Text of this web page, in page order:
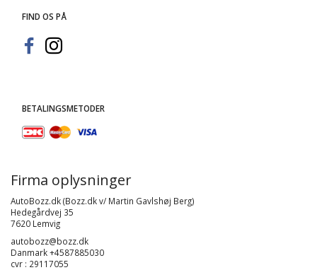
FIND OS PÅ
BETALINGSMETODER
Firma oplysninger
AutoBozz.dk (Bozz.dk v/ Martin Gavlshøj Berg)
Hedegårdvej 35
7620 Lemvig
autobozz@bozz.dk
Danmark +4587885030
cvr : 29117055